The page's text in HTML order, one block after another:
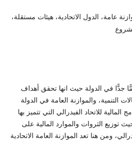
عامة، الدول الاتحادية، هيئات مستقلة،
جدًّا في الدولة حيث انها تحقق أهداف
التنمية، والموازنة العامة في الدولة
المالية للاتحاد الفيدرالي التي تتميز بها
توزيع الثروات والموارد المالية على
ومن هنا تعد الموازنة العامة الاتحادية